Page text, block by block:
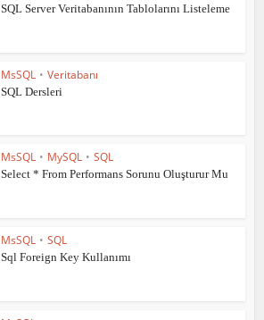
SQL Server Veritabanının Tablolarını Listeleme
MsSQL • Veritabanı
SQL Dersleri
MsSQL • MySQL • SQL
Select * From Performans Sorunu Oluşturur Mu
MsSQL • SQL
Sql Foreign Key Kullanımı